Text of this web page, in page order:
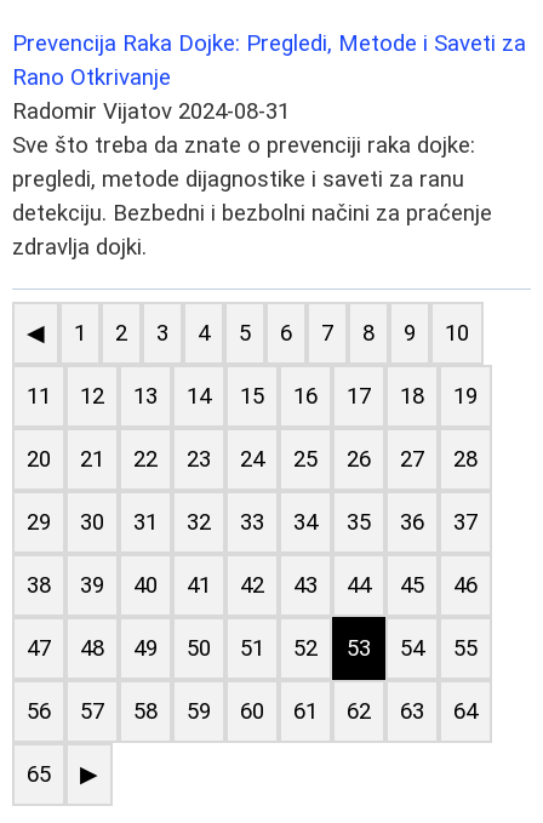
Prevencija Raka Dojke: Pregledi, Metode i Saveti za
Rano Otkrivanje
Radomir Vijatov 2024-08-31
Sve što treba da znate o prevenciji raka dojke:
pregledi, metode dijagnostike i saveti za ranu
detekciju. Bezbedni i bezbolni načini za praćenje
zdravlja dojki.
◀ 1 2 3 4 5 6 7 8 9 10
11 12 13 14 15 16 17 18 19
20 21 22 23 24 25 26 27 28
29 30 31 32 33 34 35 36 37
38 39 40 41 42 43 44 45 46
47 48 49 50 51 52 53 54 55
56 57 58 59 60 61 62 63 64
65 ▶